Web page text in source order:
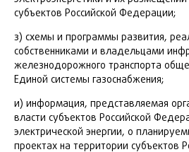
субъектов Российской Федерации;
з) схемы и программы развития,
собственниками и владельцами
железнодорожного транспорта
Единой системы газоснабжения;
и) информация, представляемая
власти субъектов Российской
электрической энергии, о
проектах на территории субъектов